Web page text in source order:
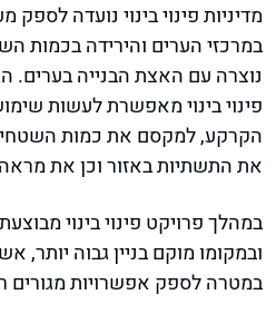
מדיניות פינוי בינוי נועדה
במרכזי הערים והירידה בכמות
נוצרה עם האצת הבנייה בערים.
פינוי בינוי מאפשרת לעשות
הקרקע, למקסם את כמות
את התשתיות באזור וכן את
במהלך פרויקט פינוי בינוי
ובמקומו מוקם בניין גבוה
במטרה לספק אפשרויות מגורים